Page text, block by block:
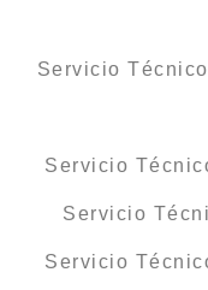
Servicio
Servicio
Servicio
Servicio